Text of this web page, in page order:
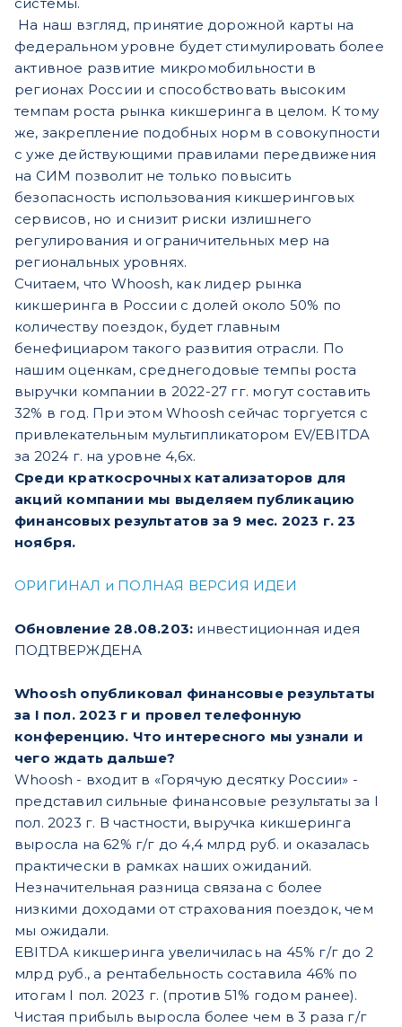
На наш взгляд, принятие дорожной карты на
федеральном уровне будет стимулировать более
активное развитие микромобильности в
регионах России и способствовать высоким
темпам роста рынка кикшеринга в целом. К тому
же, закрепление подобных норм в совокупности
с уже действующими правилами передвижения
на СИМ позволит не только повысить
безопасность использования кикшеринговых
сервисов, но и снизит риски излишнего
регулирования и ограничительных мер на
региональных уровнях.
Считаем, что Whoosh, как лидер рынка
кикшеринга в России с долей около 50% по
количеству поездок, будет главным
бенефициаром такого развития отрасли. По
нашим оценкам, среднегодовые темпы роста
выручки компании в 2022-27 гг. могут составить
32% в год. При этом Whoosh сейчас торгуется с
привлекательным мультипликатором EV/EBITDA
за 2024 г. на уровне 4,6х.
Среди краткосрочных катализаторов для
акций компании мы выделяем публикацию
финансовых результатов за 9 мес. 2023 г. 23
ноября.
ОРИГИНАЛ и ПОЛНАЯ ВЕРСИЯ ИДЕИ
Обновление 28.08.203: инвестиционная идея
ПОДТВЕРЖДЕНА
Whoosh опубликовал финансовые результаты
за I пол. 2023 г и провел телефонную
конференцию. Что интересного мы узнали и
чего ждать дальше?
Whoosh - входит в «Горячую десятку России» -
представил сильные финансовые результаты за I
пол. 2023 г. В частности, выручка кикшеринга
выросла на 62% г/г до 4,4 млрд руб. и оказалась
практически в рамках наших ожиданий.
Незначительная разница связана с более
низкими доходами от страхования поездок, чем
мы ожидали.
EBITDA кикшеринга увеличилась на 45% г/г до 2
млрд руб., а рентабельность составила 46% по
итогам I пол. 2023 г. (против 51% годом ранее).
Чистая прибыль выросла более чем в 3 раза г/г